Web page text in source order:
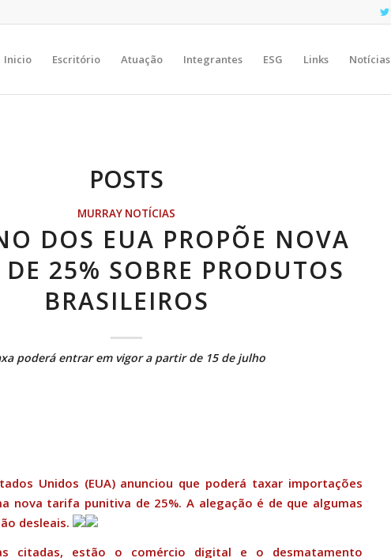
Inicio Escritório Atuação Integrantes ESG Links Notícias
POSTS
MURRAY NOTÍCIAS
DOS EUA PROPÕE NOVA
25% SOBRE PRODUTOS
BRASILEIROS
poderá entrar em vigor a partir de 15 de julho
Unidos (EUA) anunciou que poderá taxar importações
nova tarifa punitiva de 25%. A alegação é de que algumas
desleais.
citadas, estão o comércio digital e o desmatamento